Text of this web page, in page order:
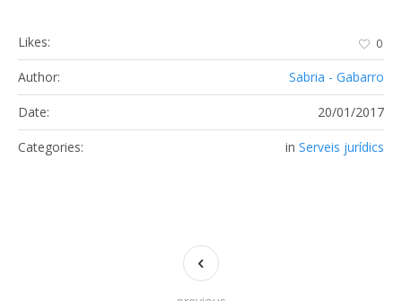
Likes: 0
Author: Sabria - Gabarro
Date: 20/01/2017
Categories: in Serveis jurídics